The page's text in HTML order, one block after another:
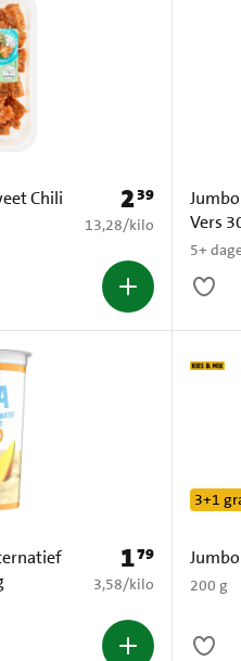
Chili
Prijs: € 2,39
239
€ 13,28 per kilo
13,28/kilo
Vers
5+
Prijs: € 1,79
179
€ 3,58 per kilo
3,58/kilo 200 g
3+1